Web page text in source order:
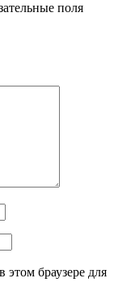
поля
этом браузере для